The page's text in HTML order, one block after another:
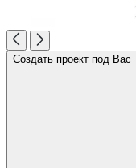
Создать проект под Вас